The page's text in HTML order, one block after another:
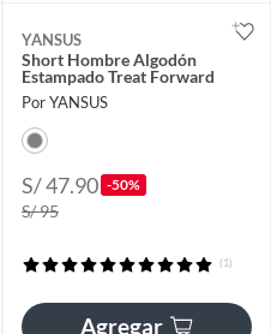
YANSUS
Short Hombre Algodón
Estampado Treat Forward
Por YANSUS
S/ 47.90 -50%
S/ 95
(1)
Agregar